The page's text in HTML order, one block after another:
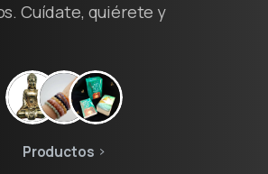
Cuídate, quiérete y
Productos